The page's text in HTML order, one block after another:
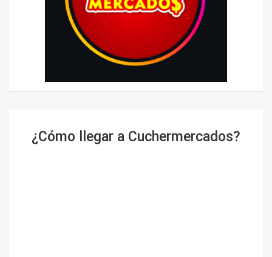
¿Cómo llegar a Cuchermercados?